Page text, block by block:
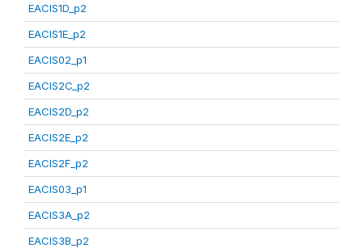
EACIS1D_p2
EACIS1E_p2
EACIS02_p1
EACIS2C_p2
EACIS2D_p2
EACIS2E_p2
EACIS2F_p2
EACIS03_p1
EACIS3A_p2
EACIS3B_p2